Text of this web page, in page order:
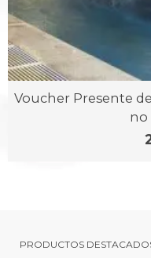
Voucher Presente
no
PRODUCTOS